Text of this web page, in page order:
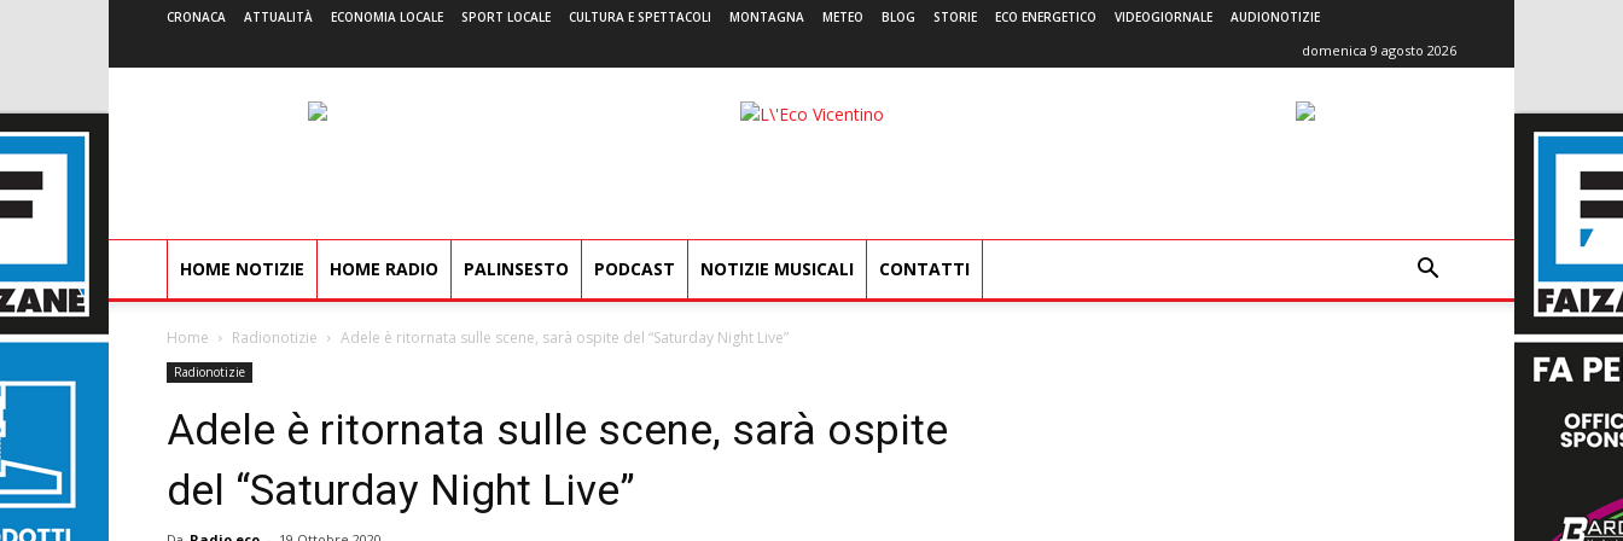
CRONACA ATTUALITÀ ECONOMIA LOCALE SPORT LOCALE CULTURA E SPETTACOLI MONTAGNA METEO BLOG STORIE ECO ENERGETICO VIDEOGIORNALE AUDIONOTIZIE
domenica 9 agosto 2026
L'Eco
HOME NOTIZIE HOME RADIO PALINSESTO PODCAST NOTIZIE MUSICALI CONTATTI
Home Radionotizie Adele è ritornata sulle scene, sarà ospite del “Saturday Night Live”
Radionotizie
Adele è ritornata sulle scene, sarà ospite
del “Saturday Night Live”